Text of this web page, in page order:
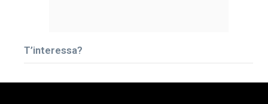
T’interessa?